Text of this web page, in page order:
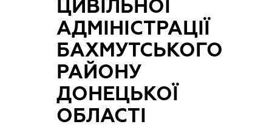
ЦИВІЛЬНОЇ
АДМІНІСТРАЦІЇ
БАХМУТСЬКОГО
РАЙОНУ
ДОНЕЦЬКОЇ
ОБЛАСТІ